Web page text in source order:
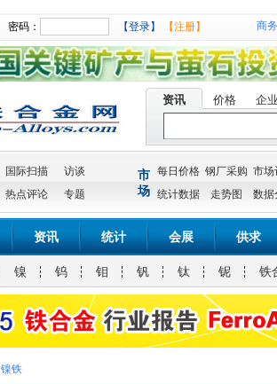
密码： 【登录】 【注册】 商
资讯 价格 企
国际扫描
访谈
热点评论 专题
市
场
每日价格 钢厂采购 市场
统计数据
走势图 数据
资讯 统计 会展 供求
镍 钨 钼 钒 钛 铌 铁
镍铁